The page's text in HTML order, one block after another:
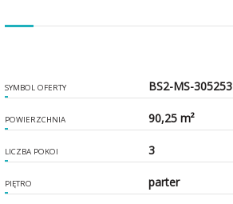
SYMBOL OFERTY BS2-MS-305253
POWIERZCHNIA 90,25 m²
LICZBA POKOI 3
PIĘTRO parter